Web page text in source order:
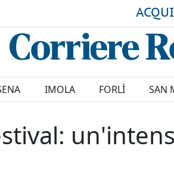
IMOLA FORLÌ SAN